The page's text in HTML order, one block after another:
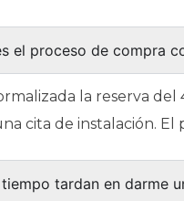
el proceso de compra
la reserva
cita de instalación.
tardan en darme